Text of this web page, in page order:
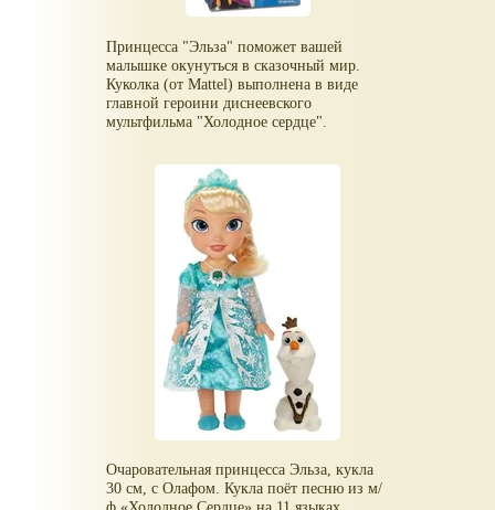
Принцесса "Эльза" поможет вашей
малышке окунуться в сказочный мир.
Куколка (от Mattel) выполнена в виде
главной героини диснеевского
мультфильма "Холодное сердце".
Очаровательная принцесса Эльза, кукла
30 см, с Олафом. Кукла поёт песню из м/